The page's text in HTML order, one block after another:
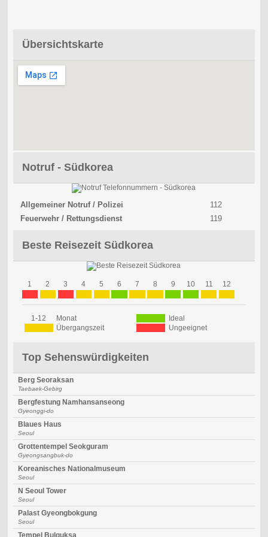
Übersichtskarte
Notruf - Südkorea
Allgemeiner Notruf / Polizei
112
Feuerwehr / Rettungsdienst
119
Beste Reisezeit Südkorea
1 2 3 4 5 6 7 8 9 10 11 12
1-12 Monat
Ideal
Übergangszeit
Ungeeignet
Top Sehenswürdigkeiten
Berg Seoraksan
Taebaek-Gebirg
Bergfestung Namhansanseong
Gyeonggi-do
Blaues Haus
Seoul
Grottentempel Seokguram
Gyeongsangbuk-do
Koreanisches Nationalmuseum
Seoul
N Seoul Tower
Seoul
Palast Gyeongbokgung
Seoul
Tempel Bulguksa